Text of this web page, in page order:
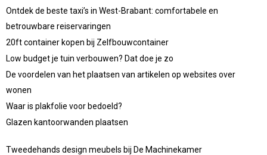
Ontdek de beste taxi’s in West-Brabant: comfortabele en
betrouwbare reiservaringen
20ft container kopen bij Zelfbouwcontainer
Low budget je tuin verbouwen? Dat doe je zo
De voordelen van het plaatsen van artikelen op websites over
wonen
Waar is plakfolie voor bedoeld?
Glazen kantoorwanden plaatsen
Tweedehands design meubels bij De Machinekamer